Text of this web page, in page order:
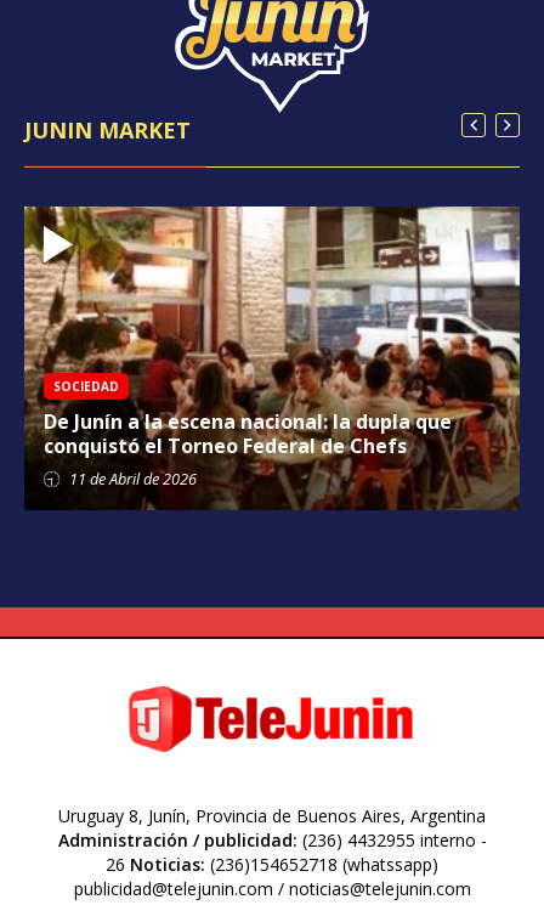
JUNIN MARKET
SOCIEDAD
De Junín a la escena nacional: la dupla que
conquistó el Torneo Federal de Chefs
11 deAbrilde 2026
Uruguay 8, Junín, Provincia de Buenos Aires, Argentina
Administración / publicidad: (236) 4432955 interno -
26 Noticias: (236)154652718 (whatssapp)
publicidad@telejunin.com / noticias@telejunin.com